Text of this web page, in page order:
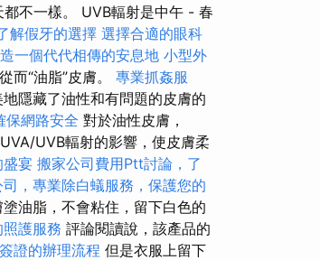
不一樣。 UVB輻射是中午 - 春
解假牙的選擇 選擇合適的眼科
一個代代相傳的安息地 小型外
而“油脂”皮膚。 專業抓姦服
隱藏了油性和有問題的皮膚的
保網路安全 對於油性皮膚，
UVB輻射的影響，使皮膚柔
盛宴 搬家公司費用Ptt討論，了
，專業除白蟻服務，保護您的
油脂，不會粘住，留下白色的
護服務 評論閱讀說，該產品的
證的辦理流程 但是衣服上留下